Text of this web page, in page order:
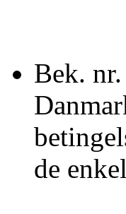
Bek.
de